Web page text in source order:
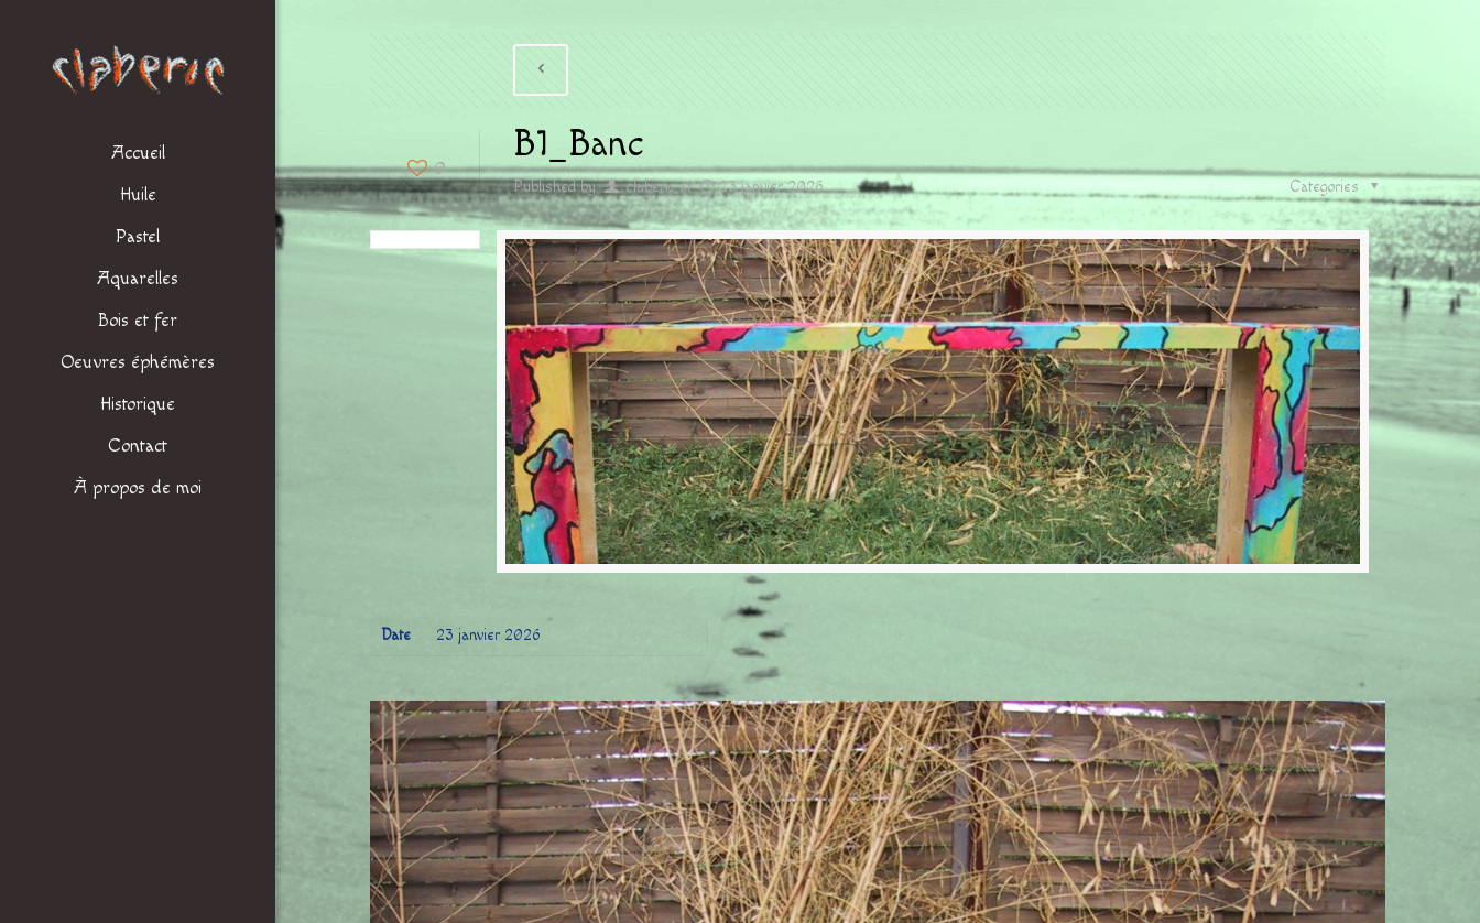
Accueil
Huile
Pastel
Aquarelles
Bois et fer
Oeuvres éphémères
Historique
Contact
À propos de moi
0
B1_Banc
Published by claberic at 23 janvier 2026 Categories
Date 23 janvier 2026